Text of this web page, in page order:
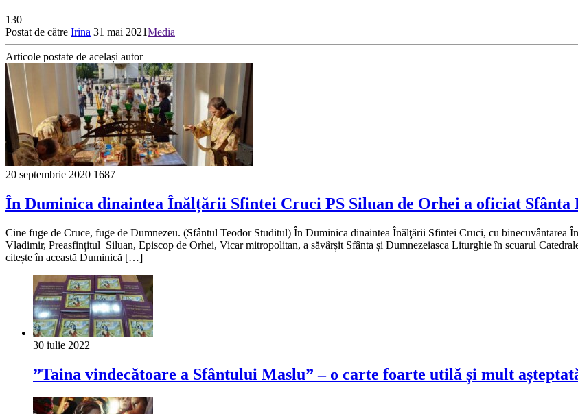
130
Postat de către Irina 31 mai 2021Media
Articole postate de același autor
20 septembrie 2020 1687
În Duminica dinaintea Înălțării Sfintei Cruci PS Siluan de Orhei a oficiat
Cine fuge de Cruce, fuge de Dumnezeu. (Sfântul Teodor Studitul) În Duminica dinaintea Înălţării Sfintei Cruci, cu
Vladimir, Preasfințitul Siluan, Episcop de Orhei, Vicar mitropolitan, a săvârșit Sfânta și Dumnezeiasca Liturghie în scuarul
citește în această Duminică […]
30 iulie 2022
”Taina vindecătoare a Sfântului Maslu” – o carte foarte utilă și mult